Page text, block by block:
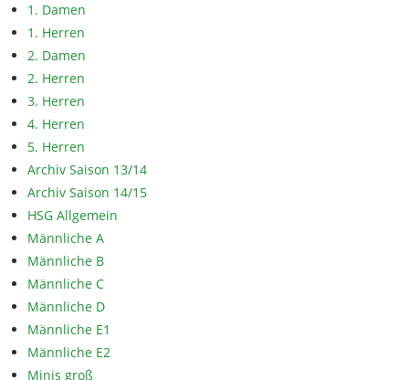
1. Damen
1. Herren
2. Damen
2. Herren
3. Herren
4. Herren
5. Herren
Archiv Saison 13/14
Archiv Saison 14/15
HSG Allgemein
Männliche A
Männliche B
Männliche C
Männliche D
Männliche E1
Männliche E2
Minis groß